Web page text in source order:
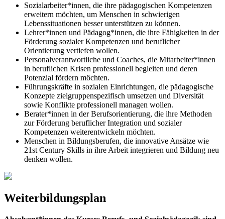
Sozialarbeiter*innen, die ihre pädagogischen Kompetenzen
erweitern möchten, um Menschen in schwierigen
Lebenssituationen besser unterstützen zu können.
Lehrer*innen und Pädagog*innen, die ihre Fähigkeiten in der
Förderung sozialer Kompetenzen und beruflicher
Orientierung vertiefen wollen.
Personalverantwortliche und Coaches, die Mitarbeiter*innen
in beruflichen Krisen professionell begleiten und deren
Potenzial fördern möchten.
Führungskräfte in sozialen Einrichtungen, die pädagogische
Konzepte zielgruppenspezifisch umsetzen und Diversität
sowie Konflikte professionell managen wollen.
Berater*innen in der Berufsorientierung, die ihre Methoden
zur Förderung beruflicher Integration und sozialer
Kompetenzen weiterentwickeln möchten.
Menschen in Bildungsberufen, die innovative Ansätze wie
21st Century Skills in ihre Arbeit integrieren und Bildung neu
denken wollen.
Weiterbildungsplan